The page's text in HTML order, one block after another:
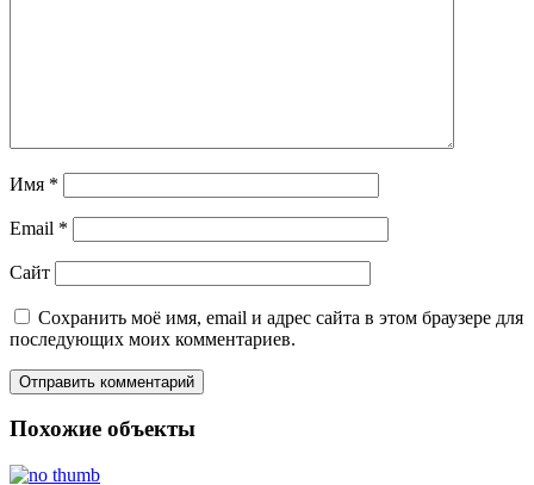
Имя *
Email *
Сайт
Сохранить моё имя, email и адрес сайта в этом браузере для
последующих моих комментариев.
Похожие объекты